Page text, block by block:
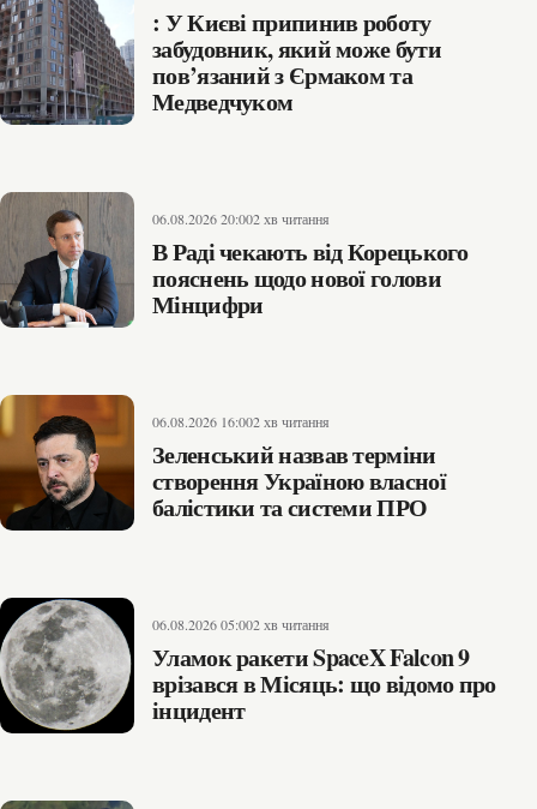
: У Києві припинив роботу
забудовник, який може бути
пов’язаний з Єрмаком та
Медведчуком
06.08.2026 20:002 хв читання
В Раді чекають від Корецького
пояснень щодо нової голови
Мінцифри
06.08.2026 16:002 хв читання
Зеленський назвав терміни
створення Україною власної
балістики та системи ПРО
06.08.2026 05:002 хв читання
Уламок ракети SpaceX Falcon 9
врізався в Місяць: що відомо про
інцидент